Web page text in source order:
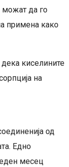
можат да го
примена како
киселините
на
од
Едно
месец